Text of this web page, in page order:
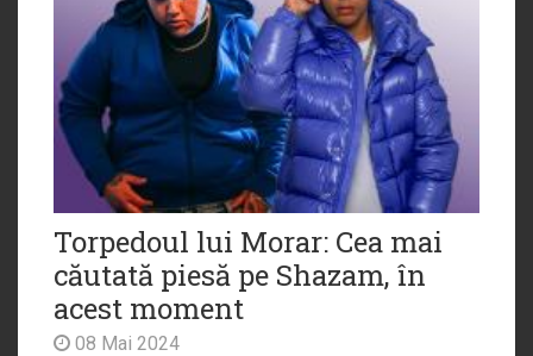
Torpedoul lui Morar: Cea mai
căutată piesă pe Shazam, în
acest moment
08 Mai 2024